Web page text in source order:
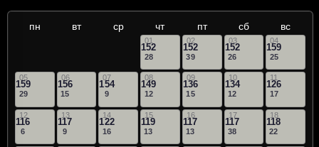
пн вт ср чт пт сб вс
01
152
28
02
152
39
03
152
26
04
159
25
05
159
29
06
156
15
07
154
9
08
149
12
09
136
15
10
134
12
11
126
17
12
116
6
13
117
9
14
122
16
15
119
13
16
117
13
17
117
38
18
118
22